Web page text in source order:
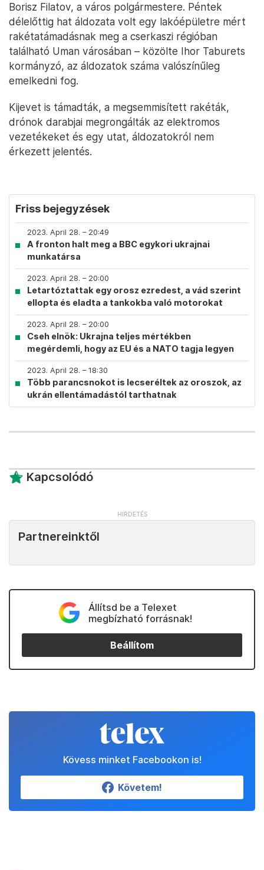
Borisz Filatov, a város polgármestere. Péntek
délelőttig hat áldozata volt egy lakóépületre mért
rakétatámadásnak meg a cserkaszi régióban
található Uman városában – közölte Ihor Taburets
kormányzó, az áldozatok száma valószínűleg
emelkedni fog.
Kijevet is támadták, a megsemmisített rakéták,
drónok darabjai megrongálták az elektromos
vezetékeket és egy utat, áldozatokról nem
érkezett jelentés.
Friss bejegyzések
2023. April 28. – 20:49
A fronton halt meg a BBC egykori ukrajnai
munkatársa
2023. April 28. – 20:00
Letartóztattak egy orosz ezredest, a vád szerint
ellopta és eladta a tankokba való motorokat
2023. April 28. – 20:00
Cseh elnök: Ukrajna teljes mértékben
megérdemli, hogy az EU és a NATO tagja legyen
2023. April 28. – 18:30
Több parancsnokot is lecseréltek az oroszok, az
ukrán ellentámadástól tarthatnak
Kapcsolódó
Partnereinktől
Állítsd be a Telexet
megbízható forrásnak!
Beállítom
Kövess minket Facebookon is!
Követem!